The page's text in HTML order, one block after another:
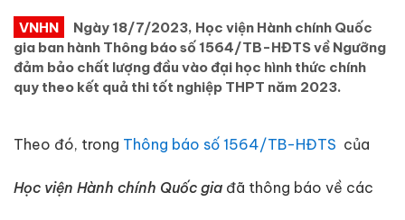
VNHN
Ngày 18/7/2023, Học viện Hành chính Quốc
gia ban hành Thông báo số 1564/TB-HĐTS về Ngưỡng
đảm bảo chất lượng đầu vào đại học hình thức chính
quy theo kết quả thi tốt nghiệp THPT năm 2023.
Theo đó, trong Thông báo số 1564/TB-HĐTS của
Học viện Hành chính Quốc gia đã thông báo về các